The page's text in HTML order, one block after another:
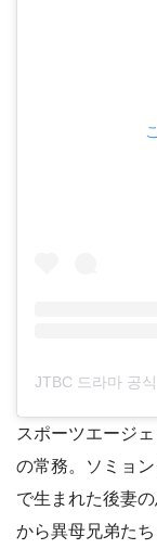
スポーツエージ
の常務。ソミョ
で生まれた後妻
から異母兄弟た